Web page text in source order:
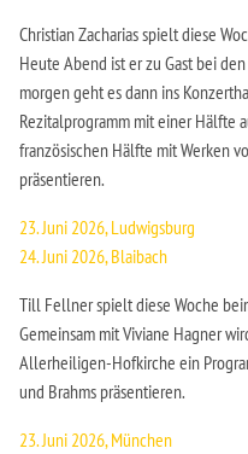
Christian Zacharias spielt diese
Heute Abend ist er zu Gast bei
morgen geht es dann ins
Rezitalprogramm mit einer Hälfte
französischen Hälfte mit Werken
präsentieren.
23. Juni 2026, Ludwigsburg
24. Juni 2026, Blaibach
Till Fellner spielt diese Woche
Gemeinsam mit Viviane Hagner
Allerheiligen-Hofkirche ein
und Brahms präsentieren.
23. Juni 2026, München